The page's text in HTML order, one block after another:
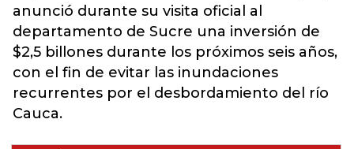
anunció durante su visita oficial al
departamento de Sucre una inversión de
$2,5 billones durante los próximos seis años,
con el fin de evitar las inundaciones
recurrentes por el desbordamiento del río
Cauca.